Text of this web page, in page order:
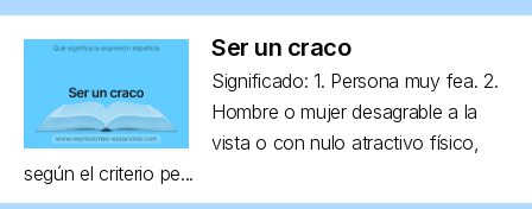
Ser un craco
Significado: 1. Persona muy fea. 2.
Hombre o mujer desagrable a la
vista o con nulo atractivo físico,
según el criterio pe...